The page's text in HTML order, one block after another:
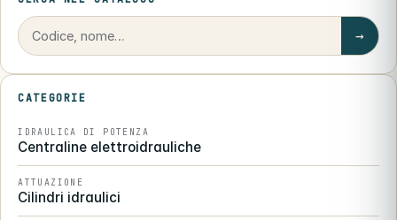
→
CATEGORIE
IDRAULICA DI POTENZA
Centraline elettroidrauliche
ATTUAZIONE
Cilindri idraulici